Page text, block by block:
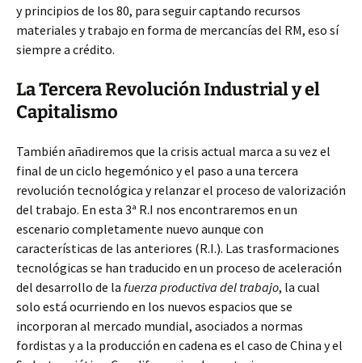
y principios de los 80, para seguir captando recursos
materiales y trabajo en forma de mercancías del RM, eso sí
siempre a crédito.
La Tercera Revolución Industrial y el
Capitalismo
También añadiremos que la crisis actual marca a su vez el
final de un ciclo hegemónico y el paso a una tercera
revolución tecnológica y relanzar el proceso de valorización
del trabajo. En esta 3ª R.I nos encontraremos en un
escenario completamente nuevo aunque con
características de las anteriores (R.I.). Las trasformaciones
tecnológicas se han traducido en un proceso de aceleración
del desarrollo de la fuerza productiva del trabajo, la cual
solo está ocurriendo en los nuevos espacios que se
incorporan al mercado mundial, asociados a normas
fordistas y a la producción en cadena es el caso de China y el